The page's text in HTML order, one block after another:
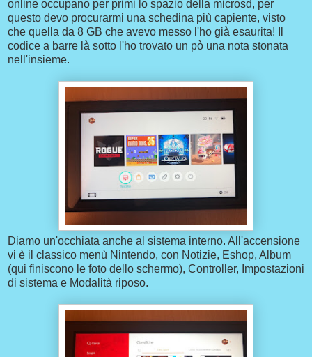
online occupano per primi lo spazio della microsd, per
questo devo procurarmi una schedina più capiente, visto
che quella da 8 GB che avevo messo l'ho già esaurita! Il
codice a barre là sotto l'ho trovato un pò una nota stonata
nell'insieme.
Diamo un'occhiata anche al sistema interno. All'accensione
vi è il classico menù Nintendo, con Notizie, Eshop, Album
(qui finiscono le foto dello schermo), Controller, Impostazioni
di sistema e Modalità riposo.